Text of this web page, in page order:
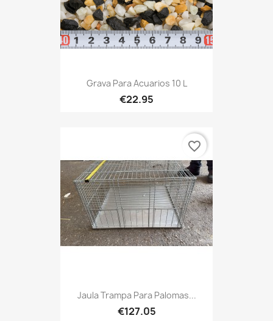
Grava Para Acuarios 10 L
€22.95
Jaula Trampa Para Palomas...
€127.05
favorite_border